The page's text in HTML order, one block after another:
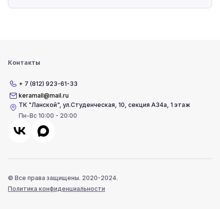
Контакты
+ 7 (812) 923-61-33
keramall@mail.ru
ТК "Ланской",ул.Студенческая, 10, секция А34а, 1 этаж
Пн-Вс 10:00 - 20:00
© Все права защищены. 2020-2024.
Политика конфиденциальности